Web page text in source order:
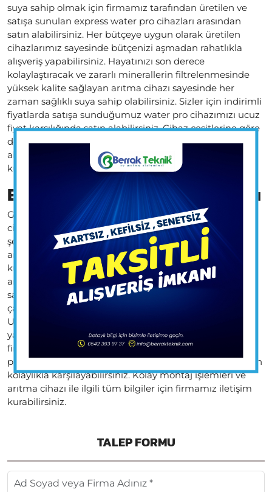
suya sahip olmak için firmamız tarafından üretilen ve
satışa sunulan express water pro cihazları arasından
satın alabilirsiniz. Her bütçeye uygun olarak üretilen
cihazlarımız sayesinde bütçenizi aşmadan rahatlıkla
alışveriş yapabilirsiniz. Hayatınızı son derece
kolaylaştıracak ve zararlı minerallerin filtrelenmesinde
yüksek kalite sağlayan arıtma cihazı sayesinde her
zaman sağlıklı suya sahip olabilirsiniz. Sizler için indirimli
fiyatlarda satışa sunduğumuz water pro cihazımızı ucuz
fiyat karşılığında satın alabilirsiniz. Cihaz çeşitlerine göre
değişen fiyatlarımızdan bütçenize uygun modeli satın
alabilirsiniz. Çay ve kahve keyfinizde de arıtılmış su
kullanarak yüksek kalite sağlayabilirsiniz.
Express Water Pro Cihaz Montajı
Günlük hayatınızda sağlıklı su tüketmek için arıtma
cihazlarına ihtiyaç duyabilirsiniz. Sizler için en kaliteli
şekilde üretip satışa sunduğumuz express water pro
arıtma cihazı modelleri arasından satın alarak
kullanabilirsiniz. Ev ve iş yerlerinizde kullanabileceğiniz
arıtma cihazı sayesinde tüm gün alkali su tüketimi
sağlayabilirsiniz. Satın aldığınız cihazınızı firma
çalışanlarımız ile montaj işlemlerini gerçekleştiriyoruz.
Uzman çalışanlarımız sayesinde hızlı bir şekilde montaj
yapıyoruz. Sizler de zamanınızdan tasarruf etmek için
firmamız tarafından hizmet alabilirsiniz. express water
pro arıtma cihazımız sayesinde su ihtiyacınızı her zaman
kolaylıkla karşılayabilirsiniz. Kolay montaj işlemleri ve
arıtma cihazı ile ilgili tüm bilgiler için firmamız iletişim
kurabilirsiniz.
TALEP FORMU